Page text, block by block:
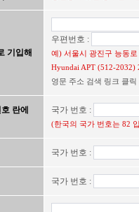
기입해
우편번호 :
예) 서울시 광진구 능동
Hyundai APT (512-2032)
영문 주소 검색 링크 클릭
란에
국가 번호 :
(한국의 국가 번호는 82
국가 번호 :
국가 번호 :